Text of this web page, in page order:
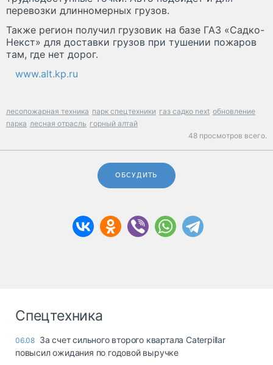
перевозки длинномерных грузов.
Также регион получил грузовик на базе ГАЗ «Садко-
Некст» для доставки грузов при тушении пожаров
там, где нет дорог.
www.alt.kp.ru
лесопожарная техника парк спецтехники газ садко next обновление
парка лесная отрасль горный алтай
48 просмотров всего.
ОБСУДИТЬ
Спецтехника
06.08 За счет сильного второго квартала Caterpillar
повысил ожидания по годовой выручке